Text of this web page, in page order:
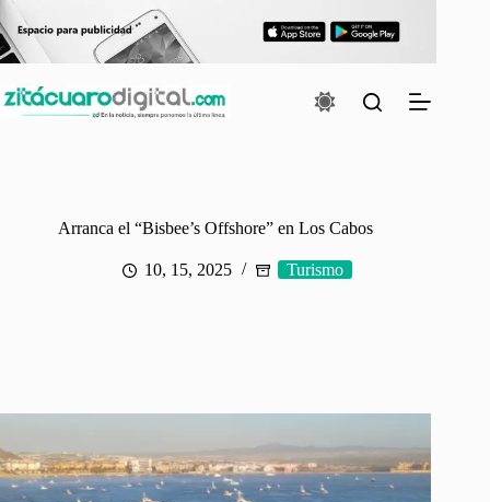
al
contenido
Arranca el “Bisbee’s Offshore” en Los Cabos
10, 15, 2025 Turismo